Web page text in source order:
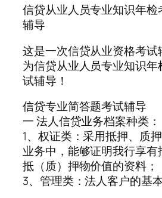
信贷从业人员专业知识年
辅导
这是一次信贷从业资格考试
为信贷从业人员专业知识
试辅导！
信贷专业简答题考试辅导
一 法人信贷业务档案种类：
1、权证类：采用抵押、质
业务中，能够证明我行享有
抵（质）押物价值的资料；
3、管理类：法人客户的基